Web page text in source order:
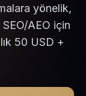
yönelik,
AEO için
50 USD +